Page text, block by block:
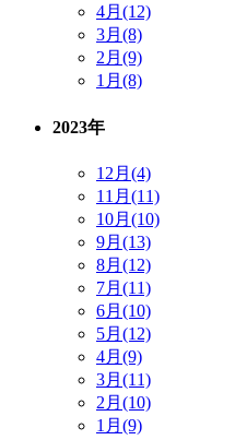
4月(12)
3月(8)
2月(9)
1月(8)
2023年
12月(4)
11月(11)
10月(10)
9月(13)
8月(12)
7月(11)
6月(10)
5月(12)
4月(9)
3月(11)
2月(10)
1月(9)